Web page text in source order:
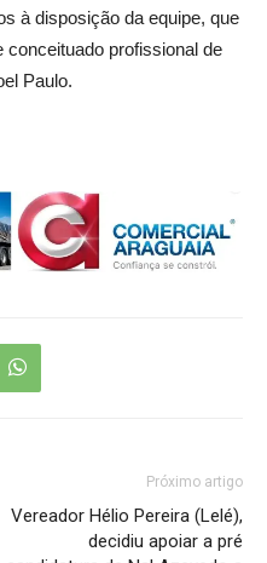
à disposição da equipe, que
profissional de
Paulo.
Próximo artigo
Vereador Hélio Pereira (Lelé),
decidiu apoiar a pré